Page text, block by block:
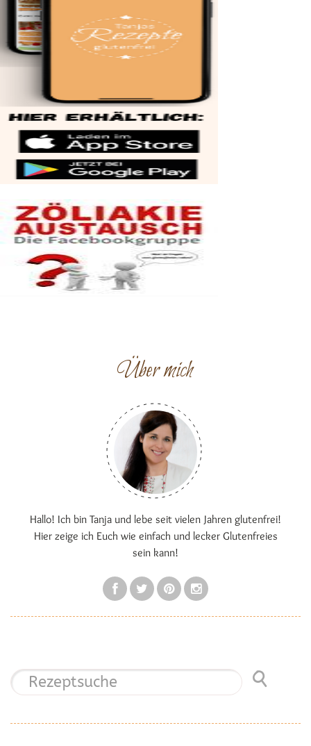
Über mich
Hallo! Ich bin Tanja und lebe seit vielen Jahren glutenfrei!
Hier zeige ich Euch wie einfach und lecker Glutenfreies
sein kann!